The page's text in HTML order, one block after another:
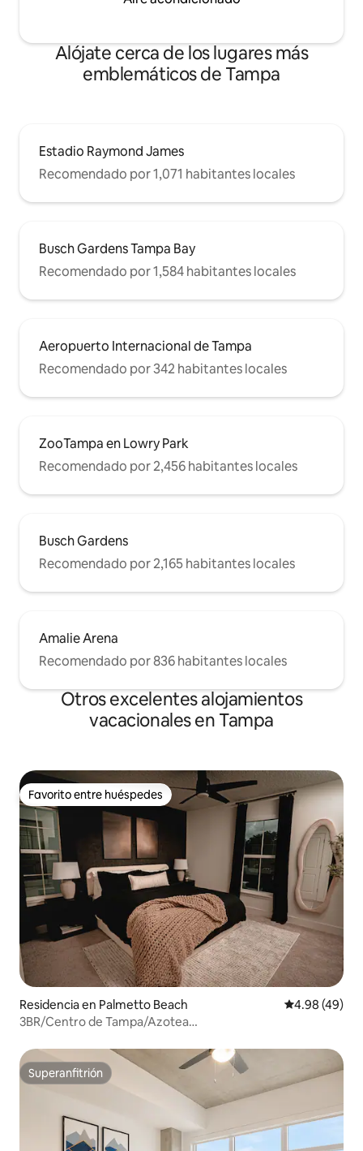
Alójate cerca de los lugares más
emblemáticos de Tampa
Estadio Raymond James
Recomendado por 1,071 habitantes locales
Busch Gardens Tampa Bay
Recomendado por 1,584 habitantes locales
Aeropuerto Internacional de Tampa
Recomendado por 342 habitantes locales
ZooTampa en Lowry Park
Recomendado por 2,456 habitantes locales
Busch Gardens
Recomendado por 2,165 habitantes locales
Amalie Arena
Recomendado por 836 habitantes locales
Otros excelentes alojamientos
vacacionales en Tampa
Favorito entre huéspedes
Favorito entre huéspedes
Residencia en Palmetto Beach Calificación
4.98 (49)
3BR/Centro de Tampa/Azotea
Superanfitrión
Superanfitrión